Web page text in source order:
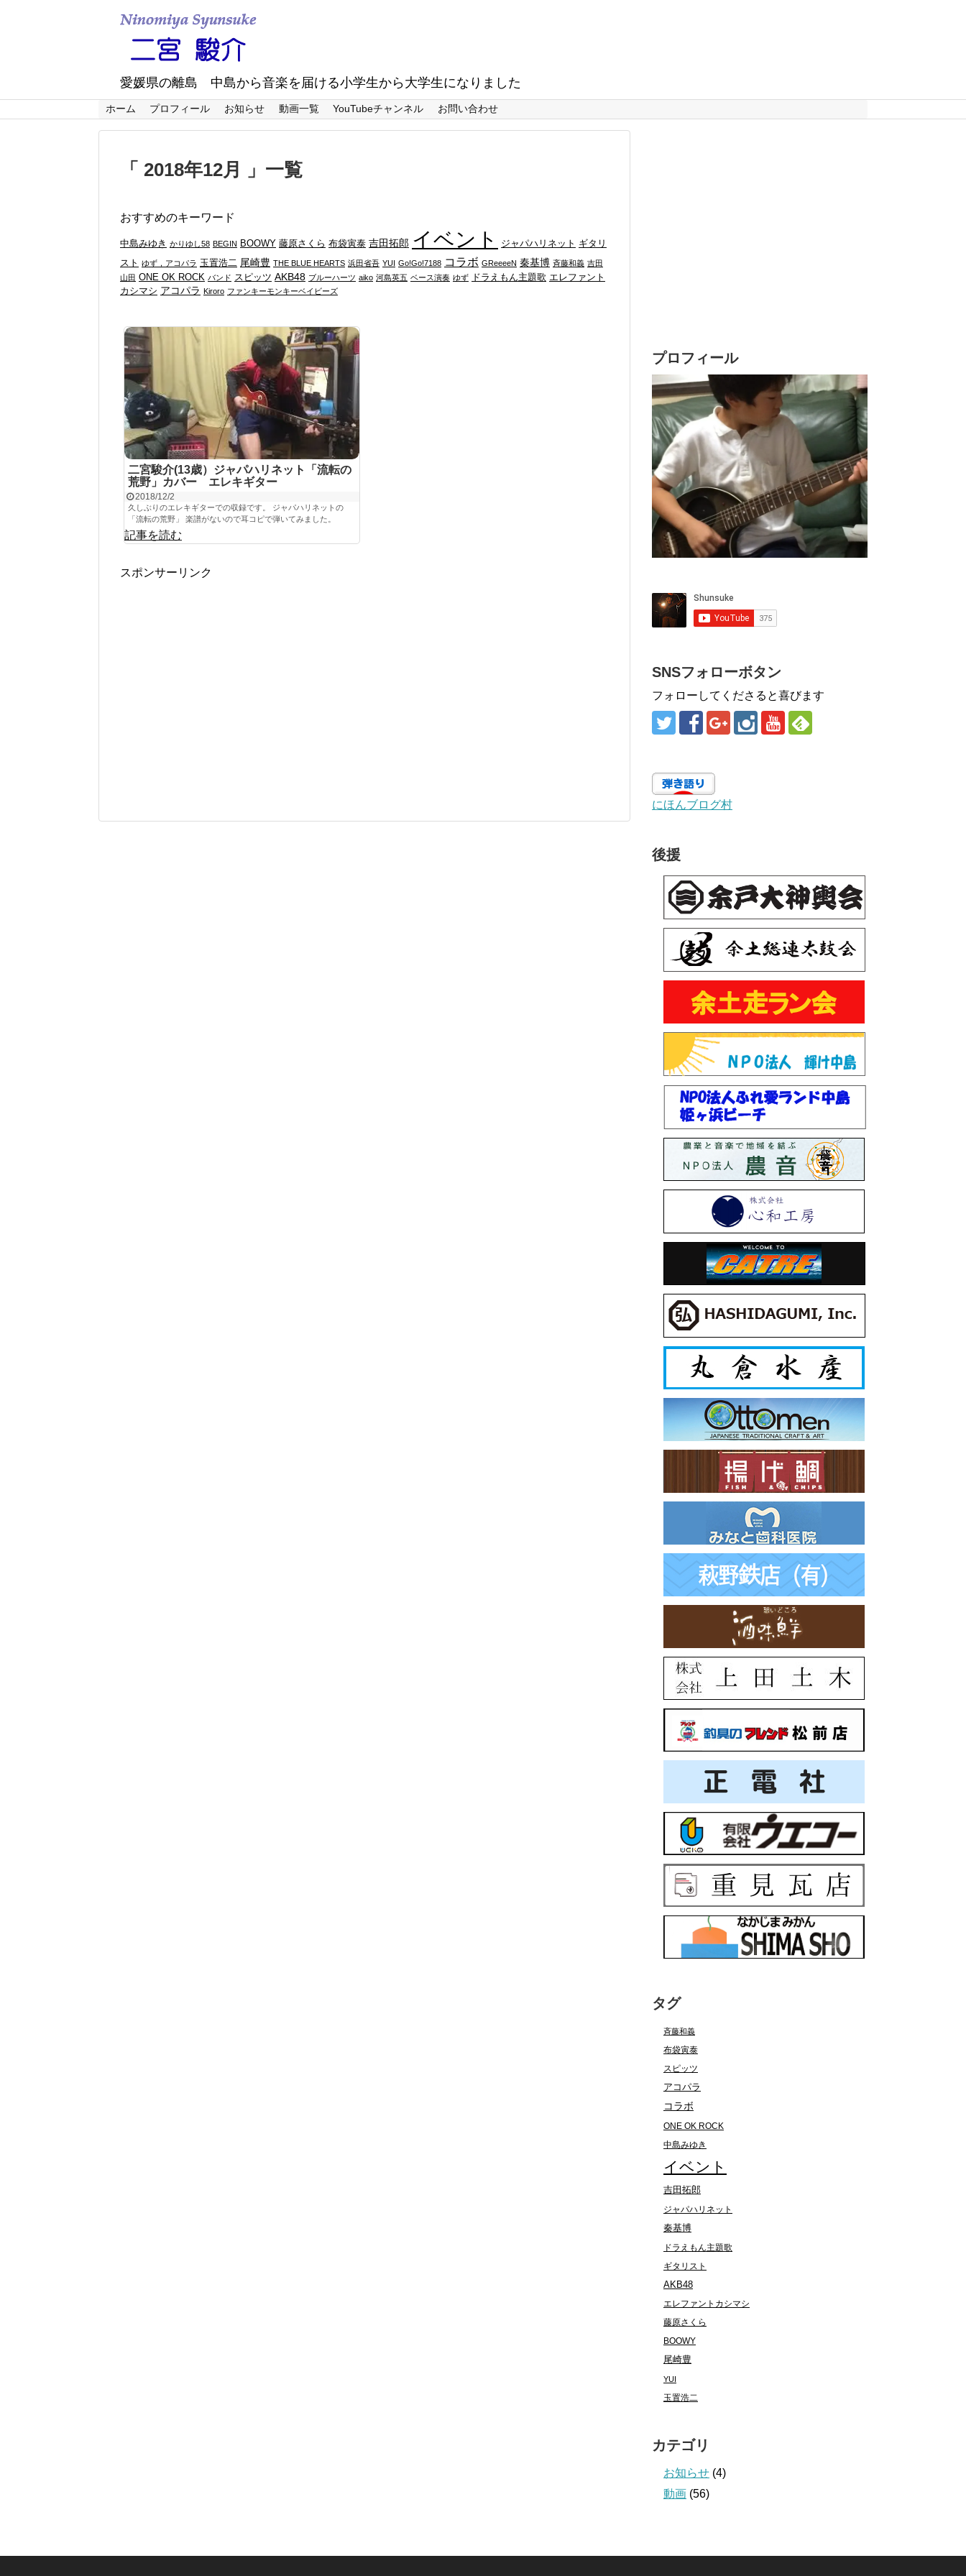
愛媛県の離島 中島から音楽を届ける小学生から大学生になりました
ホーム プロフィール お知らせ 動画一覧 YouTubeチャンネル お問い合わせ
「 2018年12月 」一覧
おすすめのキーワード
中島みゆき かりゆし58 BEGIN BOOWY 藤原さくら 布袋寅泰 吉田拓郎 イベント ジャパハリネット ギタリ
スト ゆず，アコパラ 玉置浩二 尾崎豊 THE BLUE HEARTS 浜田省吾 YUI Go!Go!7188 コラボ GReeeeN 秦基博 斉藤和義 吉田
山田 ONE OK ROCK バンド スピッツ AKB48 ブルーハーツ aiko 河島英五 ベース演奏 ゆず ドラえもん主題歌 エレファント
カシマシ アコパラ Kiroro ファンキーモンキーベイビーズ
二宮駿介(13歳）ジャパハリネット「流転の
荒野」カバー エレキギター
2018/12/2
久しぶりのエレキギターでの収録です。 ジャパハリネットの
「流転の荒野」 楽譜がないので耳コピで弾いてみました。
記事を読む
スポンサーリンク
プロフィール
SNSフォローボタン
フォローしてくださると喜びます
にほんブログ村
後援
タグ
斉藤和義
布袋寅泰
スピッツ
アコパラ
コラボ
ONE OK ROCK
中島みゆき
イベント
吉田拓郎
ジャパハリネット
秦基博
ドラえもん主題歌
ギタリスト
AKB48
エレファントカシマシ
藤原さくら
BOOWY
尾崎豊
YUI
玉置浩二
カテゴリ
お知らせ (4)
動画 (56)